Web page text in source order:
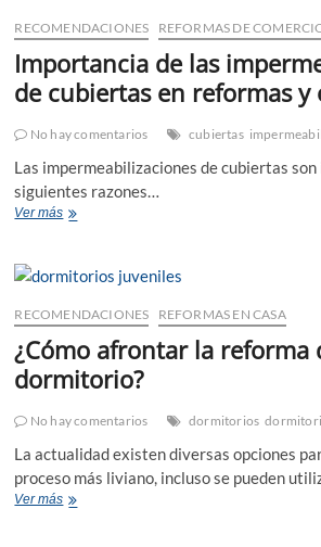
y
jardines
RECOMENDACIONES REFORMAS DE
Importancia de las
de cubiertas en reformas y
No hay comentarios cubiertas
Las impermeabilizaciones de cubiertas
siguientes razones…
Ver másImportancia
impermeabilizaciones
cubiertas
en
reformas
obras
RECOMENDACIONES REFORMAS EN CASA
¿Cómo afrontar la reforma
dormitorio?
No hay comentarios dormitorios
La actualidad existen diversas opciones
proceso más liviano, incluso se pueden
Ver más¿Cómo